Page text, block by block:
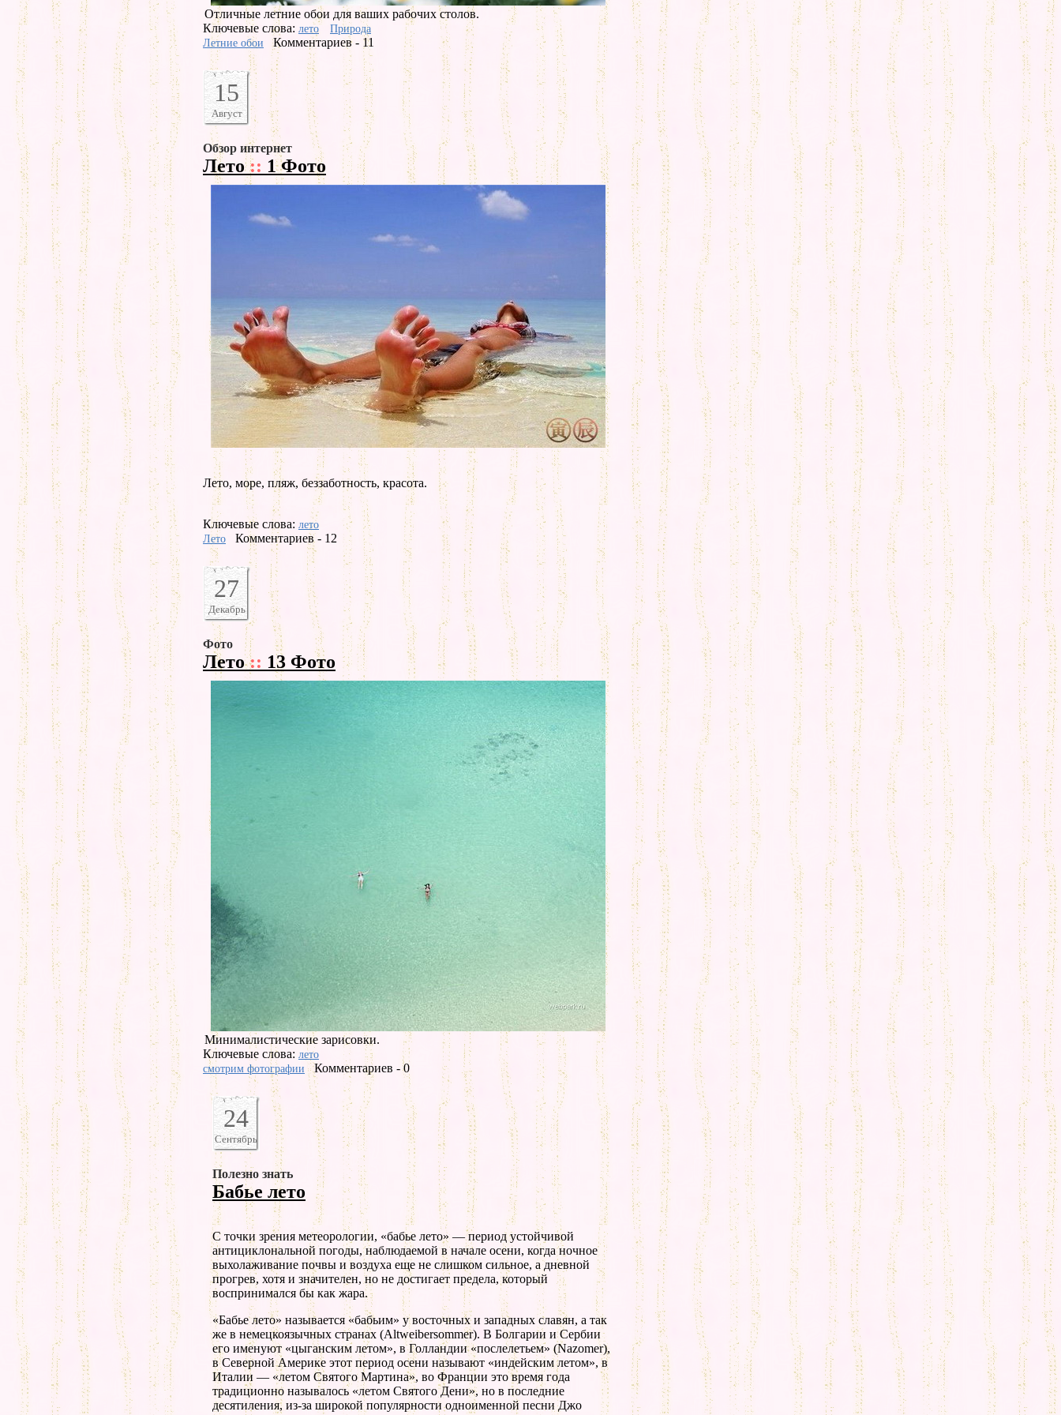
Отличные летние обои для ваших рабочих столов.
Ключевые слова: лето
Природа
Летние обои
Комментариев - 11
15
Август
Обзор интернет
Лето:: 1 Фото
Лето, море, пляж, беззаботность, красота.
Ключевые слова: лето
Лето
Комментариев - 12
27
Декабрь
Фото
Лето:: 13 Фото
Минималистические зарисовки.
Ключевые слова: лето
смотрим фотографии
Комментариев - 0
24
Сентябрь
Полезно знать
Бабье лето
С точки зрения метеорологии, «бабье лето» — период устойчивой
антициклональной погоды, наблюдаемой в начале осени, когда ночное
выхолаживание почвы и воздуха еще не слишком сильное, а дневной
прогрев, хотя и значителен, но не достигает предела, который
воспринимался бы как жара.
«Бабье лето» называется «бабьим» у восточных и западных славян, а так
же в немецкоязычных странах (Altweibersommer). В Болгарии и Сербии
его именуют «цыганским летом», в Голландии «послелетьем» (Nazomer),
в Северной Америке этот период осени называют «индейским летом», в
Италии — «летом Святого Мартина», во Франции это время года
традиционно называлось «летом Святого Дени», но в последние
десятиления, из-за широкой популярности одноименной песни Джо